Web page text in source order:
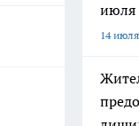
июля
14 июля